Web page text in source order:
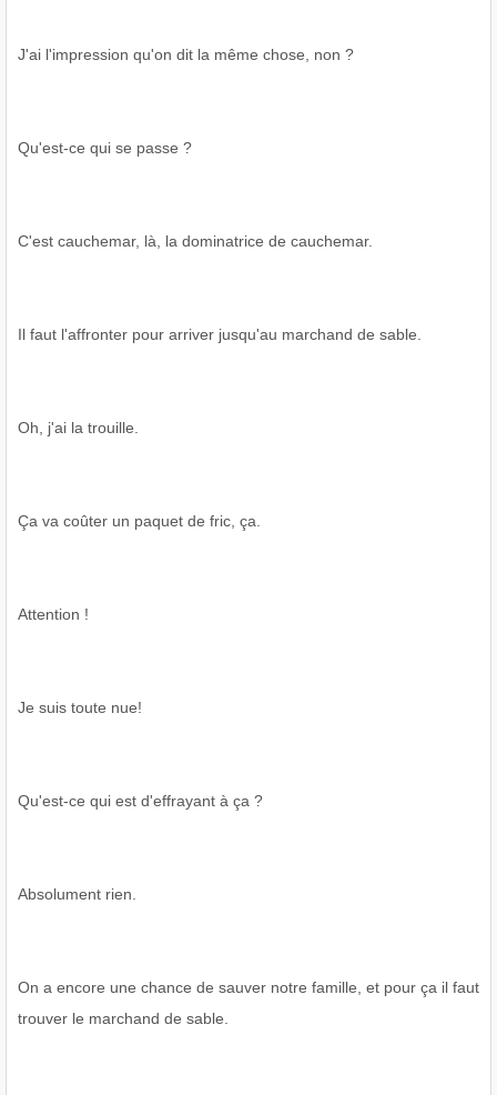
J'ai l'impression qu'on dit la même chose, non ?
Qu'est-ce qui se passe ?
C'est cauchemar, là, la dominatrice de cauchemar.
Il faut l'affronter pour arriver jusqu'au marchand de sable.
Oh, j'ai la trouille.
Ça va coûter un paquet de fric, ça.
Attention !
Je suis toute nue!
Qu'est-ce qui est d'effrayant à ça ?
Absolument rien.
On a encore une chance de sauver notre famille, et pour ça il faut
trouver le marchand de sable.